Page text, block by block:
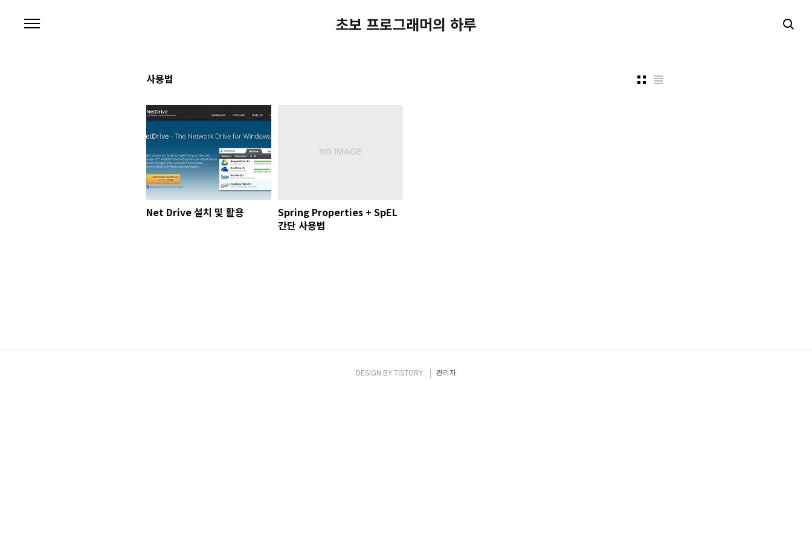
초보 프로그래머의 하루
사용법
Net Drive 설치 및 활용
Spring Properties + SpEL
간단 사용법
DESIGN BYTISTORY 관리자